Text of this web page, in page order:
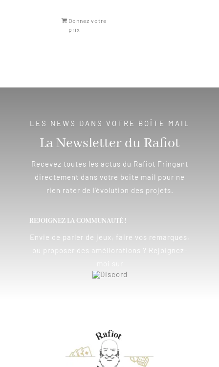
Donnez votre
prix
LES NEWS DANS VOTRE BOÎTE MAIL
La Newsletter du Rafiot
Recevez toutes les actus du Rafiot Fringant
directement dans votre boite mail pour ne
rien rater de l’évolution des projets.
REJOIGNEZ LA COMMUNAUTÉ !
Envie de parler de jeux, faire vos remarques,
ou proposer des améliorations ? Rejoignez-